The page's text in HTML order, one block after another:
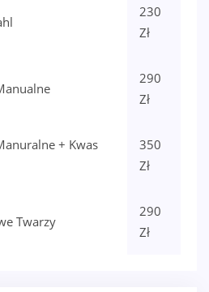
230
Zł
290
Zł
+ Kwas
350
Zł
Twarzy
290
Zł